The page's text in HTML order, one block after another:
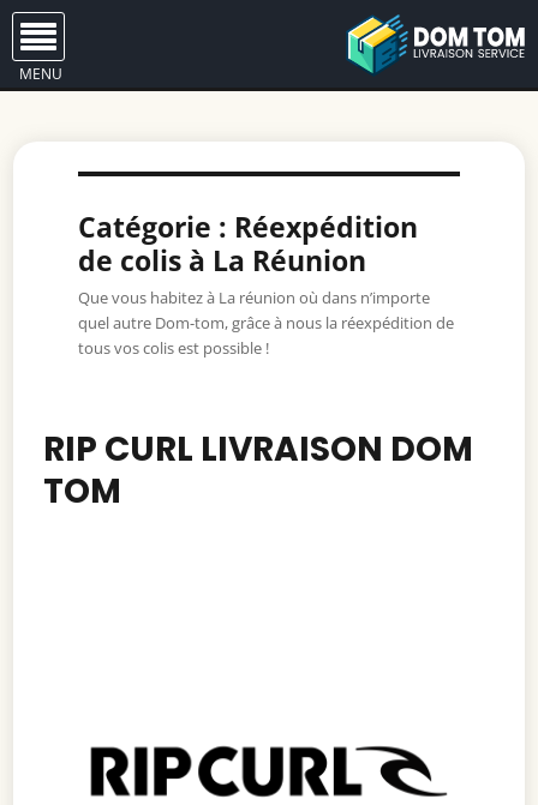
MENU
Catégorie : Réexpédition
de colis à La Réunion
Que vous habitez à La réunion où dans n’importe
quel autre Dom-tom, grâce à nous la réexpédition de
tous vos colis est possible !
RIP CURL LIVRAISON DOM
TOM